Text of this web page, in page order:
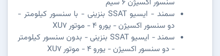
سنسور اکسیژن 6 سیم
سمند - ایسیو SSAT بنزینی - با سنسور کیلومتر -
دو سنسور اکسیژن - یورو 4 - موتور XU7
سمند - ایسیو SSAT بنزینی - بدون سنسور کیلومتر
- دو سنسور اکسیژن - یورو 4 - موتور XU7